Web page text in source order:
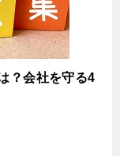
？会社を守る4